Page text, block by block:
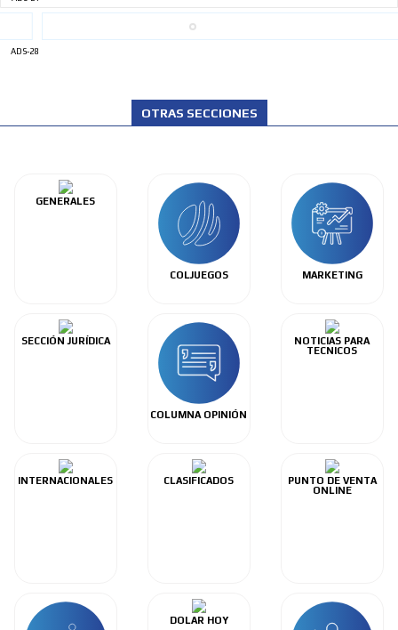
ADS-28
OTRAS SECCIONES
GENERALES
COLJUEGOS MARKETING
SECCIÓN JURÍDICA
COLUMNA OPINIÓN
NOTICIAS PARA
TECNICOS
INTERNACIONALES CLASIFICADOS
PUNTO DE VENTA
ONLINE
DOLAR HOY